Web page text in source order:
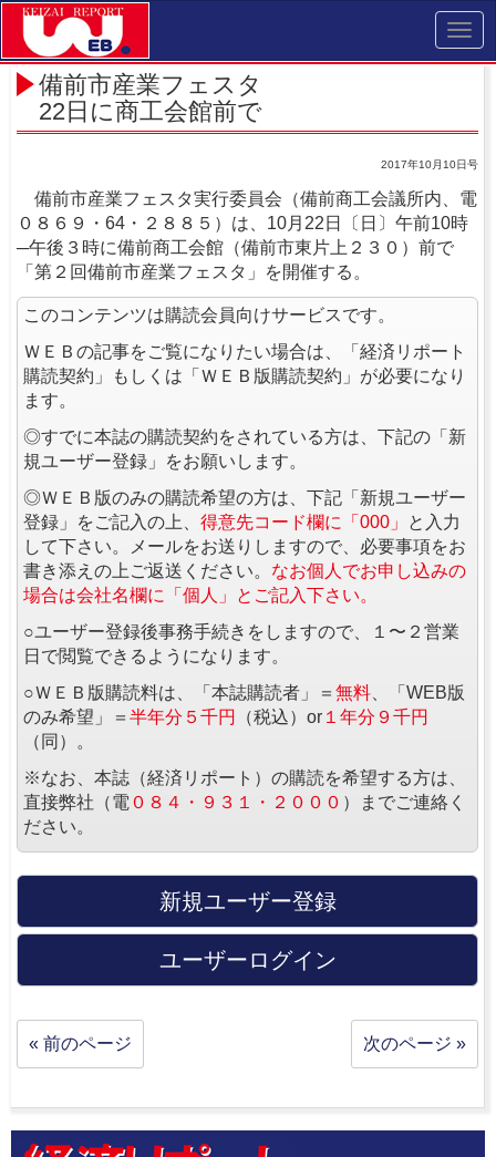
備前市産業フェスタ
22日に商工会館前で
2017年10月10日号
備前市産業フェスタ実行委員会（備前商工会議所内、電
０８６９・64・２８８５）は、10月22日〔日〕午前10時
─午後３時に備前商工会館（備前市東片上２３０）前で
「第２回備前市産業フェスタ」を開催する。
このコンテンツは購読会員向けサービスです。
ＷＥＢの記事をご覧になりたい場合は、「経済リポート
購読契約」もしくは「ＷＥＢ版購読契約」が必要になり
ます。
◎すでに本誌の購読契約をされている方は、下記の「新
規ユーザー登録」をお願いします。
◎ＷＥＢ版のみの購読希望の方は、下記「新規ユーザー
登録」をご記入の上、 得意先コード欄に「000」
と入力
して下さい。メールをお送りしますので、必要事項をお
書き添えの上ご返送ください。 なお個人でお申し込みの
場合は会社名欄に「個人」とご記入下さい。
○ユーザー登録後事務手続きをしますので、１〜２営業
日で閲覧できるようになります。
○ＷＥＢ版購読料は、「本誌購読者」＝ 無料 、「WEB版
のみ希望」＝ 半年分５千円 （税込）or １年分９千円
（同）。
※なお、本誌（経済リポート）の購読を希望する方は、
直接弊社（電 ０８４・９３１・２０００ ）までご連絡く
ださい。
新規ユーザー登録
ユーザーログイン
« 前のページ 次のページ »